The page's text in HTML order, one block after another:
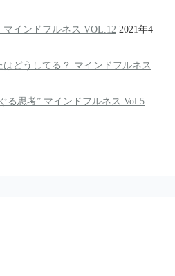
インドフルネス VOL.12 2021年4
どうしてる？ マインドフルネス
る思考” マインドフルネス Vol.5